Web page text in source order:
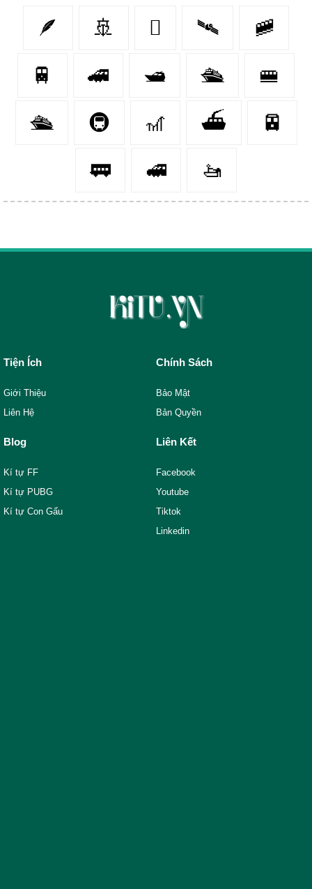
🪶 🚢 🪾 🛰️ 🚞
🚆 🚄 🛥️ 🛳️ 🚝
🛳 🚇 🎢 ⛴️ 🚈
🚃 🚅 🚤
Tiện Ích
Giới Thiệu
Liên Hệ
Chính Sách
Bảo Mật
Bản Quyền
Blog
Kí tự FF
Kí tự PUBG
Kí tự Con Gấu
Liên Kết
Facebook
Youtube
Tiktok
Linkedin